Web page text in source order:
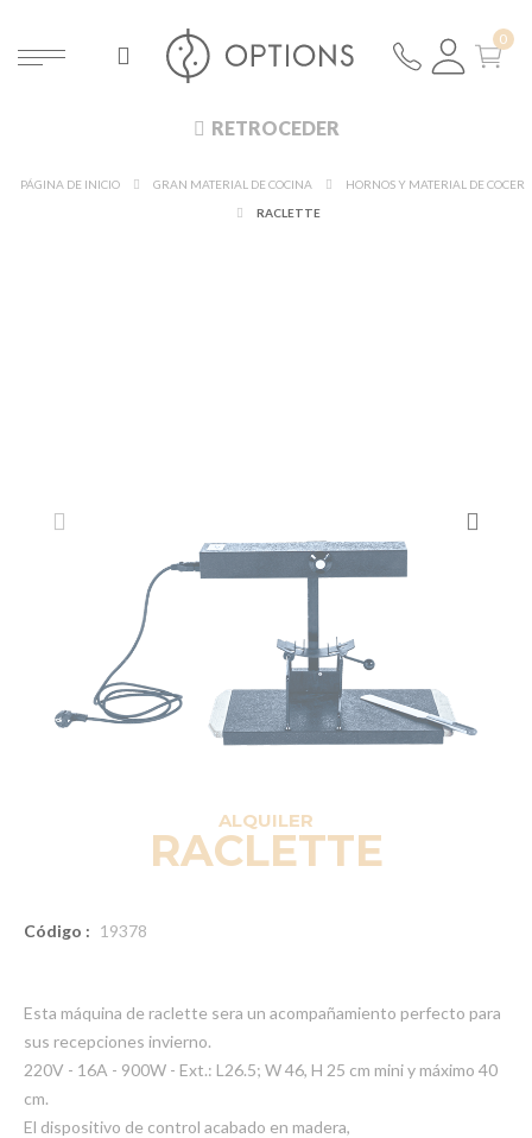
RETROCEDER
PÁGINA DE INICIO GRAN MATERIAL DE COCINA
HORNOS Y MATERIAL DE COCER
RACLETTE
ALQUILER
RACLETTE
Código : 19378
Esta máquina de raclette sera un acompañamiento perfecto para
sus recepciones invierno.
220V - 16A - 900W - Ext.: L26.5; W 46, H 25 cm mini y máximo 40
cm.
El dispositivo de control acabado en madera,